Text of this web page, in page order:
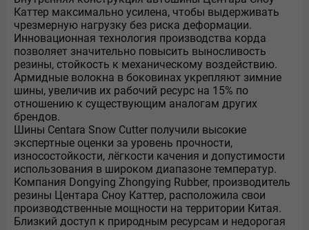
Каттер максимально усилена, чтобы выдерживать
чрезмерную нагрузку без риска деформации.
Инновационная технология производства корда
позволяет значительно повысить выносливость
резины, стойкость к механическому воздействию.
Армидные волокна в боковинах укрепляют зимние
шины, увеличив их рабочий ресурс на 15% по
отношению к существующим аналогам других
брендов.
Шины Centara Snow Cutter получили высокие
экспертные оценки за уровень прочности,
износостойкости, лёгкости качения и допустимости
использования в широком диапазоне температур.
Компания Dongying Zhongying Rubber, производитель
резины Центара Сноу Каттер, расположила свои
производственные мощности на территории Китая.
Близкий доступ к природным ресурсам и недорогая